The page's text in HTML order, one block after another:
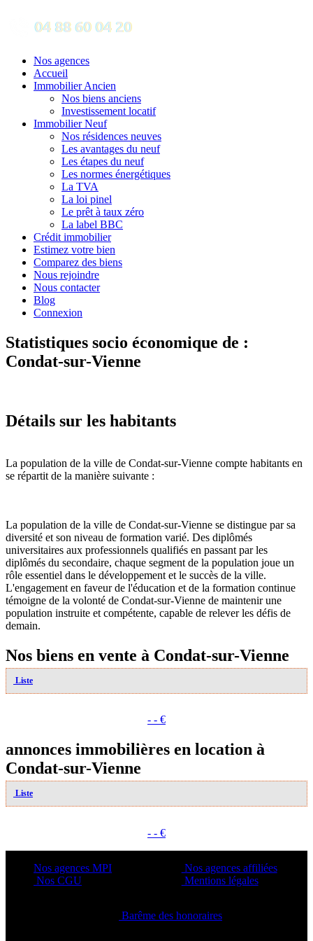
Nos agences
Accueil
Immobilier Ancien
Nos biens anciens
Investissement locatif
Immobilier Neuf
Nos résidences neuves
Les avantages du neuf
Les étapes du neuf
Les normes énergétiques
La TVA
La loi pinel
Le prêt à taux zéro
La label BBC
Crédit immobilier
Estimez votre bien
Comparez des biens
Nous rejoindre
Nous contacter
Blog
Connexion
Statistiques socio économique de :
Condat-sur-Vienne
Détails sur les habitants
La population de la ville de Condat-sur-Vienne compte habitants en
se répartit de la manière suivante :
La population de la ville de Condat-sur-Vienne se distingue par sa
diversité et son niveau de formation varié. Des diplômés
universitaires aux professionnels qualifiés en passant par les
diplômés du secondaire, chaque segment de la population joue un
rôle essentiel dans le développement et le succès de la ville.
L'engagement en faveur de l'éducation et de la formation continue
témoigne de la volonté de Condat-sur-Vienne de maintenir une
population instruite et compétente, capable de relever les défis de
demain.
Nos biens en vente à Condat-sur-Vienne
Liste
- - €
annonces immobilières en location à
Condat-sur-Vienne
Liste
- - €
Nos agences MPI
Nos CGU
Nos agences affiliées
Mentions légales
Barême des honoraires